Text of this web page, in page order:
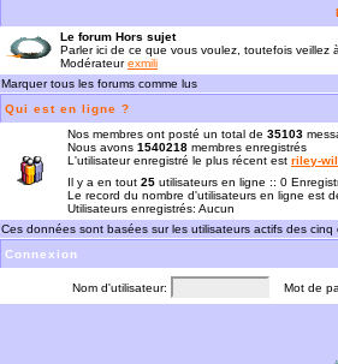
Le forum Hors sujet
Parler ici de ce que vous voulez, toutefois veillez
Modérateurexmili
Marquer tous les forums comme lus
Qui est en ligne ?
Nos membres ont posté un total de 35103
Nous avons 1540218 membres enregistrés
L'utilisateur enregistré le plus récent est riley-
Il y a en tout 25 utilisateurs en ligne :: 0
Le record du nombre d'utilisateurs en ligne est
Utilisateurs enregistrés: Aucun
Ces données sont basées sur les utilisateurs actifs des cinq
Connexion
Nom d'utilisateur: Mot de